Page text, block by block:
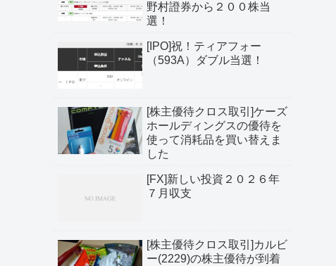
野村證券から２００株当
選！
[IPO]祝！ティアフォー
（593A）ダブル当選！
[株主優待クロス取引]ケーズ
ホールディングスの優待を
使って消耗品を買い替えま
した
[FX]新しい投資２０２６年
７月収支
[株主優待クロス取引]カルビ
ー(2229)の株主優待が到着